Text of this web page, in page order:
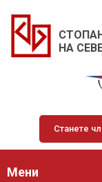
НА
Станете
Мени